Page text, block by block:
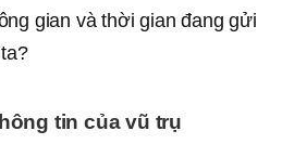
gian và thời gian đang gửi
tin của vũ trụ